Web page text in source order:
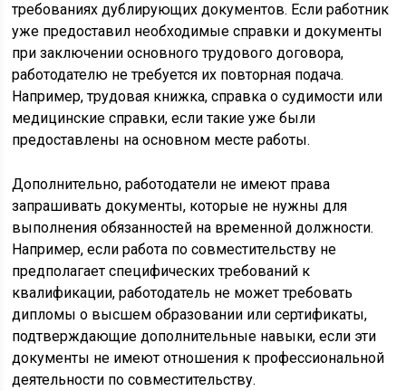
требованиях дублирующих документов. Если работник
уже предоставил необходимые справки и документы
при заключении основного трудового договора,
работодателю не требуется их повторная подача.
Например, трудовая книжка, справка о судимости или
медицинские справки, если такие уже были
предоставлены на основном месте работы.
Дополнительно, работодатели не имеют права
запрашивать документы, которые не нужны для
выполнения обязанностей на временной должности.
Например, если работа по совместительству не
предполагает специфических требований к
квалификации, работодатель не может требовать
дипломы о высшем образовании или сертификаты,
подтверждающие дополнительные навыки, если эти
документы не имеют отношения к профессиональной
деятельности по совместительству.